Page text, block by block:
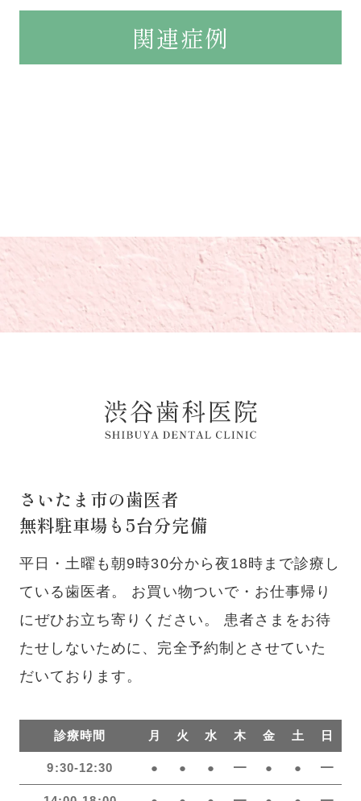
関連症例
さいたま市の歯医者
無料駐車場も5台分完備
平日・土曜も朝9時30分から夜18時まで診療し
ている歯医者。
お買い物ついで・お仕事帰り
にぜひお立ち寄りください。
患者さまをお待
たせしないために、完全予約制とさせていた
だいております。
診療時間 月 火 水 木 金 土 日
9:30-12:30 ● ● ● ━ ● ● ━